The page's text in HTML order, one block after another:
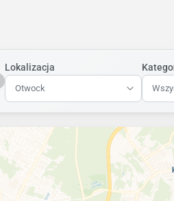
Lokalizacja
Otwock